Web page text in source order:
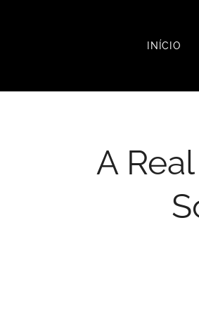
INÍCIO
A